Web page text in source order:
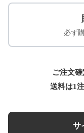
必ず
ご注文
送料は1
サ